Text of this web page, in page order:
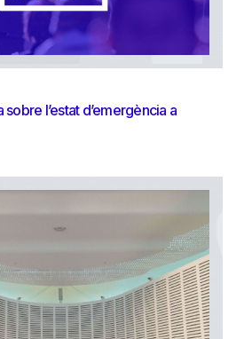
l’estat d’emergència a